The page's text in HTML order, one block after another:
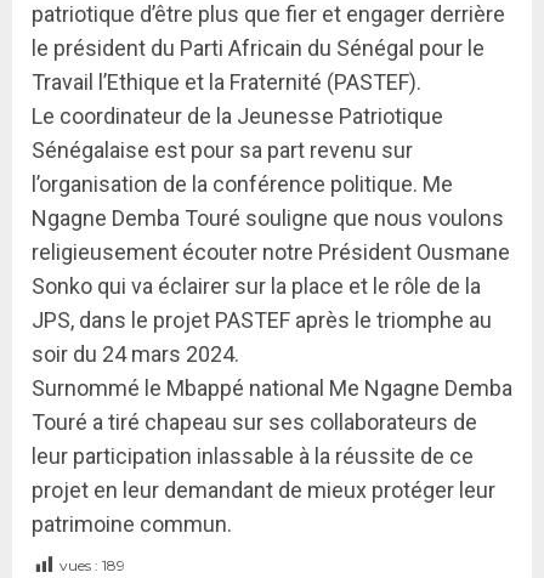
patriotique d’être plus que fier et engager derrière
le président du Parti Africain du Sénégal pour le
Travail l’Ethique et la Fraternité (PASTEF).
Le coordinateur de la Jeunesse Patriotique
Sénégalaise est pour sa part revenu sur
l’organisation de la conférence politique. Me
Ngagne Demba Touré souligne que nous voulons
religieusement écouter notre Président Ousmane
Sonko qui va éclairer sur la place et le rôle de la
JPS, dans le projet PASTEF après le triomphe au
soir du 24 mars 2024.
Surnommé le Mbappé national Me Ngagne Demba
Touré a tiré chapeau sur ses collaborateurs de
leur participation inlassable à la réussite de ce
projet en leur demandant de mieux protéger leur
patrimoine commun.
vues : 189